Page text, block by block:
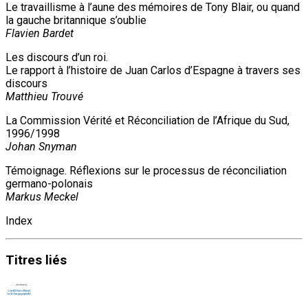
Le travaillisme à l’aune des mémoires de Tony Blair, ou quand
la gauche britannique s’oublie
Flavien Bardet
Les discours d’un roi.
Le rapport à l’histoire de Juan Carlos d’Espagne à travers ses
discours
Matthieu Trouvé
La Commission Vérité et Réconciliation de l’Afrique du Sud,
1996/1998
Johan Snyman
Témoignage. Réflexions sur le processus de réconciliation
germano-polonais
Markus Meckel
Index
Titres liés